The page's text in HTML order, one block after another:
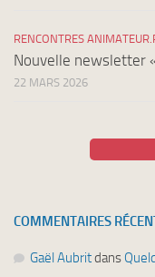
RENCONTRES
Nouvelle newsletter
22 MARS 2026
COMMENTAIRES
Gaël Aubritdans